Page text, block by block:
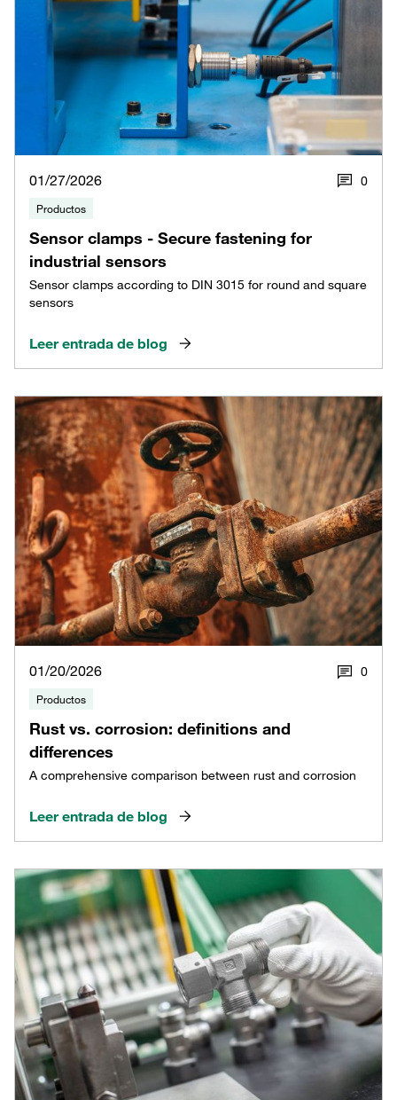
01/27/2026 0
Productos
Sensor clamps - Secure fastening for
industrial sensors
Sensor clamps according to DIN 3015 for round and square
sensors
Leer entrada de blog
01/20/2026 0
Productos
Rust vs. corrosion: definitions and
differences
A comprehensive comparison between rust and corrosion
Leer entrada de blog